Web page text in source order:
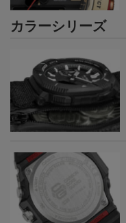
カラーシリーズ